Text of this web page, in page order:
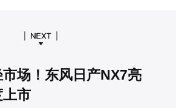
场！东风日产NX7亮
市